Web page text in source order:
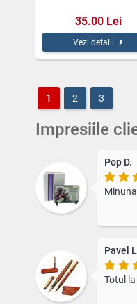
35.00 Lei
Vezi detalii
1 2 3
Impresiile
Pop D.
Pavel
Totul